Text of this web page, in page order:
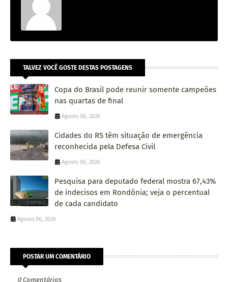
TALVEZ VOCÊ GOSTE DESTAS POSTAGENS
Copa do Brasil pode reunir somente campeões
nas quartas de final
Agosto 06, 2026
Cidades do RS têm situação de emergência
reconhecida pela Defesa Civil
Agosto 06, 2026
Pesquisa para deputado federal mostra 67,43%
de indecisos em Rondônia; veja o percentual
de cada candidato
Agosto 06, 2026
POSTAR UM COMENTÁRIO
0 Comentários